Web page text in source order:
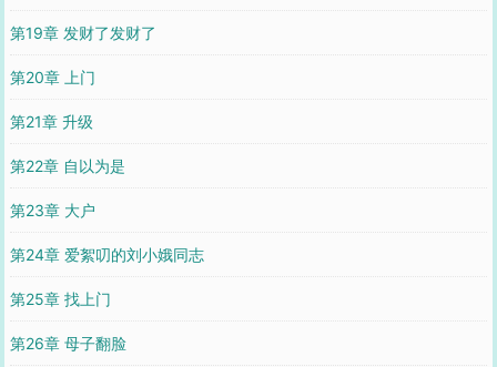
第19章 发财了发财了
第20章 上门
第21章 升级
第22章 自以为是
第23章 大户
第24章 爱絮叨的刘小娥同志
第25章 找上门
第26章 母子翻脸